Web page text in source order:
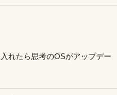
れたら思考のOSがアップデー